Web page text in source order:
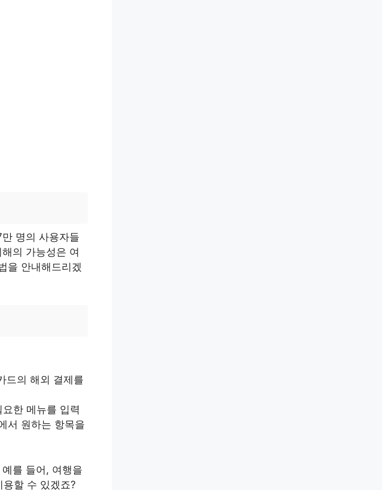
명의 사용자들
의 가능성은 여
을 안내해드리겠
드의 해외 결제를
한 메뉴를 입력
서 원하는 항목을
를 들어, 여행을
할 수 있겠죠?